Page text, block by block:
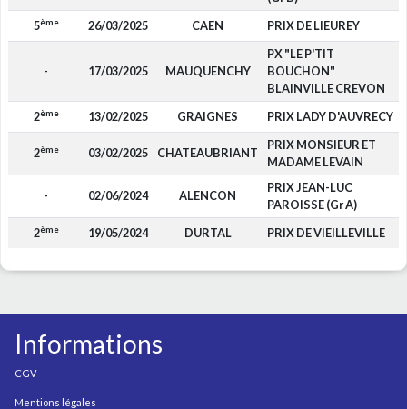
5ème 26/03/2025 CAEN PRIX DE LIEUREY
- 17/03/2025 MAUQUENCHY
PX "LE P'TIT
BOUCHON"
BLAINVILLE CREVON
2ème 13/02/2025 GRAIGNES PRIX LADY D'AUVRECY
2ème 03/02/2025 CHATEAUBRIANT
PRIX MONSIEUR ET
MADAME LEVAIN
- 02/06/2024 ALENCON
PRIX JEAN-LUC
PAROISSE (Gr A)
2ème 19/05/2024 DURTAL PRIX DE VIEILLEVILLE
Informations
CGV
Mentions légales